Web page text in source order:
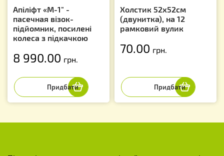
Апіліфт «М-1" -
пасечная візок-
підйомник, посилені
колеса з підкачкою
8 990.00 грн.
Холстик 52х52см
(двунитка), на 12
рамковий вулик
70.00 грн.